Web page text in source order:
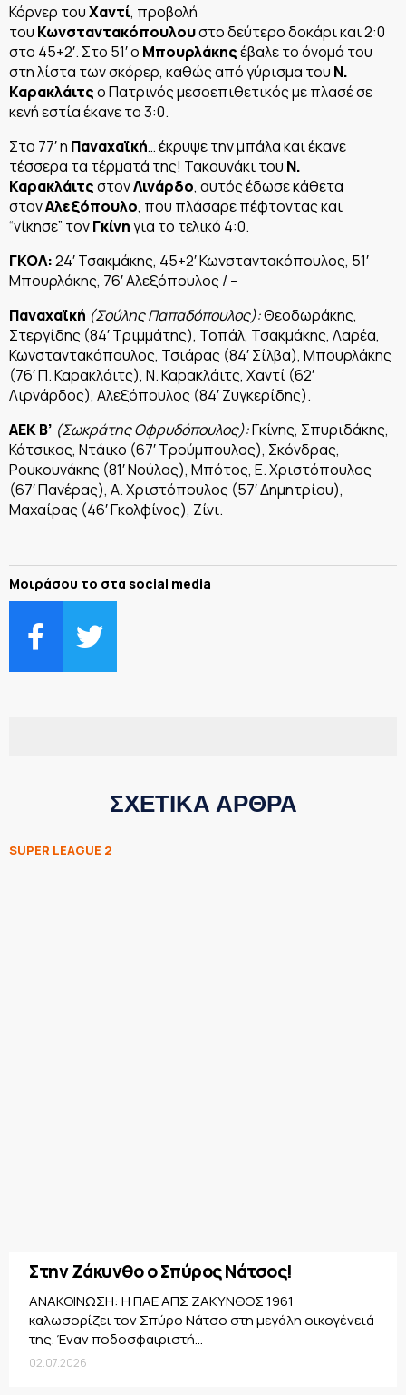
Κόρνερ τουΧαντί, προβολή
του Κωνσταντακόπουλουστο δεύτερο δοκάρι και 2:0
στο 45+2′. Στο 51′ ο Μπουρλάκηςέβαλε το όνομά του
στη λίστα των σκόρερ, καθώς από γύρισμα του Ν.
Καρακλάιτςο Πατρινός μεσοεπιθετικός με πλασέ σε
κενή εστία έκανε το 3:0.
Στο 77′ η Παναχαϊκή… έκρυψε την μπάλα και έκανε
τέσσερα τα τέρματά της! Τακουνάκι του Ν.
ΚαρακλάιτςστονΛινάρδο, αυτός έδωσε κάθετα
στονΑλεξόπουλο, που πλάσαρε πέφτοντας και
“νίκησε” τονΓκίνηγια το τελικό 4:0.
ΓΚΟΛ:24′ Τσακμάκης, 45+2′ Κωνσταντακόπουλος, 51′
Μπουρλάκης, 76′ Αλεξόπουλος / –
Παναχαϊκή (Σούλης Παπαδόπουλος):Θεοδωράκης,
Στεργίδης (84′ Τριμμάτης), Τοπάλ, Τσακμάκης, Λαρέα,
Κωνσταντακόπουλος, Τσιάρας (84′ Σίλβα), Μπουρλάκης
(76′ Π. Καρακλάιτς), Ν. Καρακλάιτς, Χαντί (62′
Λιρνάρδος), Αλεξόπουλος (84′ Ζυγκερίδης).
ΑΕΚ Β’ (Σωκράτης Οφρυδόπουλος):Γκίνης, Σπυριδάκης,
Κάτσικας, Ντάικο (67′ Τρούμπουλος), Σκόνδρας,
Ρουκουνάκης (81′ Νούλας), Μπότος, Ε. Χριστόπουλος
(67′ Πανέρας), Α. Χριστόπουλος (57′ Δημητρίου),
Μαχαίρας (46′ Γκολφίνος), Ζίνι.
Μοιράσου το στα social media
ΣΧΕΤΙΚΑ ΑΡΘΡΑ
SUPER LEAGUE 2
Στην Ζάκυνθο ο Σπύρος Νάτσος!
ΑΝΑΚΟΙΝΩΣΗ: Η ΠΑΕ ΑΠΣ ΖΑΚΥΝΘΟΣ 1961
καλωσορίζει τον Σπύρο Νάτσο στη μεγάλη οικογένειά
της. Έναν ποδοσφαιριστή...
02.07.2026